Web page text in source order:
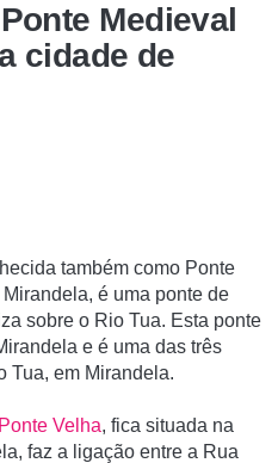
Medieval
cidade de
também como Ponte
é uma ponte de
sobre o Rio Tua. Esta ponte
e é uma das três
Tua, em Mirandela.
Velha, fica situada na
faz a ligação entre a Rua